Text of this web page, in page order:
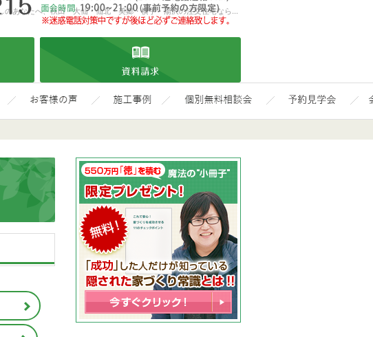
ローコスト住宅で耐震-省エネ重視の家をお探しのあなたへ、秋田・大仙・仙北・美郷・横手・湯沢の注文住宅ならお任せ下さい!
お問合せ